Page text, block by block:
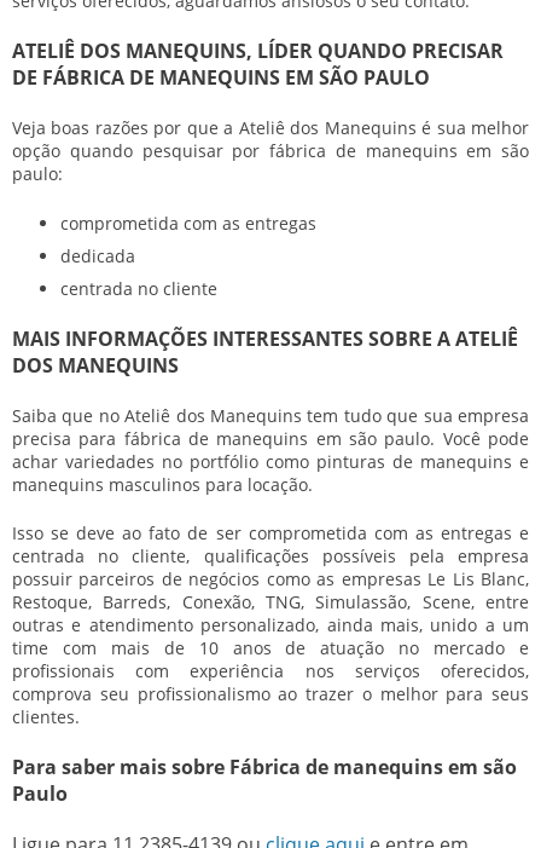
ATELIÊ DOS MANEQUINS, LÍDER QUANDO PRECISAR
DE FÁBRICA DE MANEQUINS EM SÃO PAULO
Veja boas razões por que a Ateliê dos Manequins é sua melhor
opção quando pesquisar por fábrica de manequins em são
paulo:
comprometida com as entregas
dedicada
centrada no cliente
MAIS INFORMAÇÕES INTERESSANTES SOBRE A ATELIÊ
DOS MANEQUINS
Saiba que no Ateliê dos Manequins tem tudo que sua empresa
precisa para fábrica de manequins em são paulo. Você pode
achar variedades no portfólio como pinturas de manequins e
manequins masculinos para locação.
Isso se deve ao fato de ser comprometida com as entregas e
centrada no cliente, qualificações possíveis pela empresa
possuir parceiros de negócios como as empresas Le Lis Blanc,
Restoque, Barreds, Conexão, TNG, Simulassão, Scene, entre
outras e atendimento personalizado, ainda mais, unido a um
time com mais de 10 anos de atuação no mercado e
profissionais com experiência nos serviços oferecidos,
comprova seu profissionalismo ao trazer o melhor para seus
clientes.
Para saber mais sobre Fábrica de manequins em são
Paulo